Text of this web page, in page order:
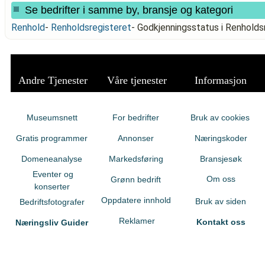
Se bedrifter i samme by, bransje og kategori
Renhold- Renholdsregisteret- Godkjenningsstatus i
Andre Tjenester Våre tjenester Informasjon
Museumsnett
Gratis programmer
Domeneanalyse
Eventer og
konserter
Bedriftsfotografer
Næringsliv Guider
For bedrifter
Annonser
Markedsføring
Grønn bedrift
Oppdatere innhold
Reklamer
Bruk av cookies
Næringskoder
Bransjesøk
Om oss
Bruk av siden
Kontakt oss